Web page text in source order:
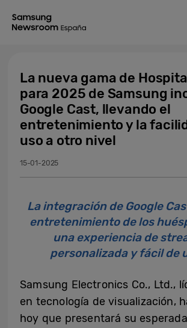
La nueva gama de
para 2025 de Samsung
Google Cast, llevando el
entretenimiento y la
uso a otro nivel
15-01-2025
La integración de Google
entretenimiento de los
una experiencia de
personalizada y fácil de
Samsung Electronics Co., Ltd.,
en tecnología de visualización,
hoy que presentará su